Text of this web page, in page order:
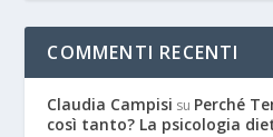
COMMENTI RECENTI
Claudia Campisi su Perché
così tanto? La psicologia